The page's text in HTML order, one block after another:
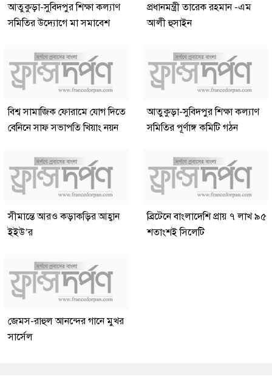
আতুকুড়া-সুবিদপুর শিক্ষা কল্যাণ
সমিতির উদ্যোগে মা সমাবেশ
প্রধানমন্ত্রী তারেক রহমান -এম
আলী হুসাইন
বিশ্ব সামাজিক ফোরামে যোগ দিতে
বেনিনে সাফ সভাপতি খিয়াং নয়ন
আতুকুড়া-সুবিদপুর শিক্ষা কল্যাণ
সমিতির পূর্ণাঙ্গ কমিটি গঠন
সীমান্তে আরও কড়াকড়ির আহ্বান
ইইউ’র
ব্রিটেনে বাংলাদেশি প্রায় ৭ লাখ ৯৫
শতাংশই সিলেটি
জেমস-রাহুল আনন্দের গানে মুখর
সার্সেল